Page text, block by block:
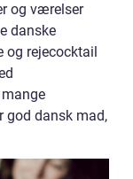
og værelser
danske
rejecocktail
god dansk mad,